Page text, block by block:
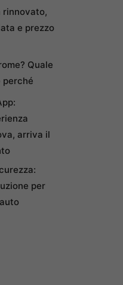
rinnovato,
e prezzo
Quale
perché
arriva il
per